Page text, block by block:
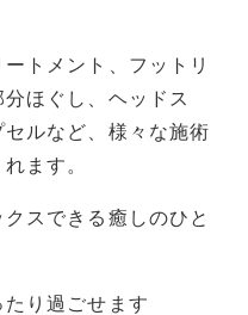
トメント、フットリ
ほぐし、ヘッドス
ルなど、様々な施術
ます。
スできる癒しのひと
り過ごせます